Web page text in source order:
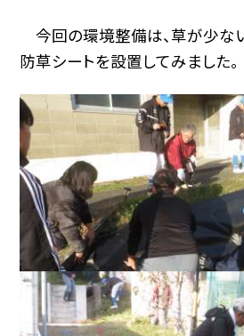
今回の環境整備は、草が少な
防草シートを設置してみました。